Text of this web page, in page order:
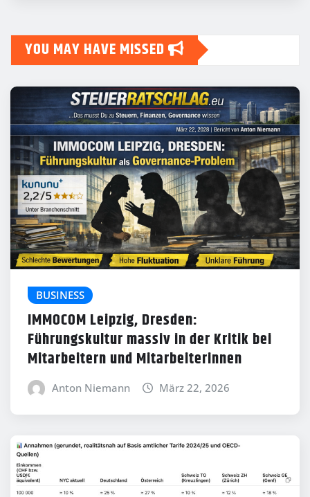
YOU MAY HAVE MISSED
BUSINESS
IMMOCOM Leipzig, Dresden:
Führungskultur massiv in der Kritik bei
Mitarbeitern und Mitarbeiterinnen
Anton Niemann März 22, 2026